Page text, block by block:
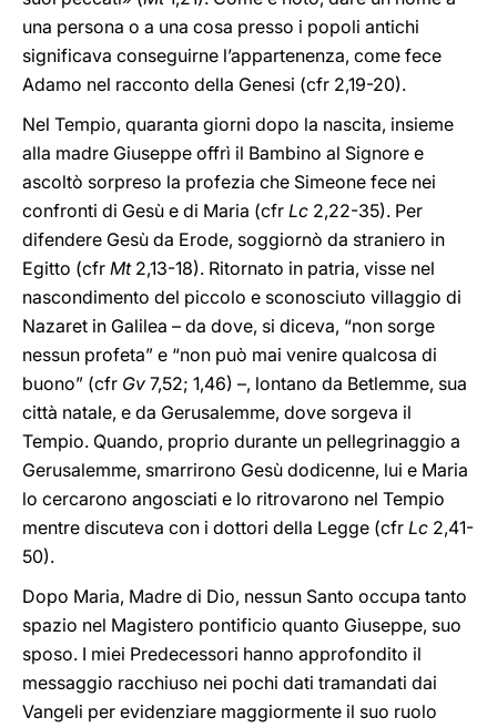
una persona o a una cosa presso i popoli antichi
significava conseguirne l’appartenenza, come fece
Adamo nel racconto della Genesi (cfr 2,19-20).
Nel Tempio, quaranta giorni dopo la nascita, insieme
alla madre Giuseppe offrì il Bambino al Signore e
ascoltò sorpreso la profezia che Simeone fece nei
confronti di Gesù e di Maria (cfr Lc 2,22-35). Per
difendere Gesù da Erode, soggiornò da straniero in
Egitto (cfr Mt2,13-18). Ritornato in patria, visse nel
nascondimento del piccolo e sconosciuto villaggio di
Nazaret in Galilea – da dove, si diceva, “non sorge
nessun profeta” e “non può mai venire qualcosa di
buono” (cfr Gv 7,52; 1,46) –, lontano da Betlemme, sua
città natale, e da Gerusalemme, dove sorgeva il
Tempio. Quando, proprio durante un pellegrinaggio a
Gerusalemme, smarrirono Gesù dodicenne, lui e Maria
lo cercarono angosciati e lo ritrovarono nel Tempio
mentre discuteva con i dottori della Legge (cfr Lc 2,41-
50).
Dopo Maria, Madre di Dio, nessun Santo occupa tanto
spazio nel Magistero pontificio quanto Giuseppe, suo
sposo. I miei Predecessori hanno approfondito il
messaggio racchiuso nei pochi dati tramandati dai
Vangeli per evidenziare maggiormente il suo ruolo